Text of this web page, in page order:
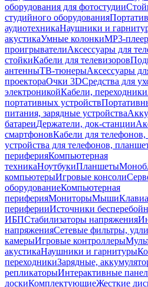
оборудования для фотостудии
студийного оборудования
аудиотехникаНаушники и
акустикаУмные колонкиMP3-
проигрывателиАксессуары для
стойкиКабели для телевизоров
антенныТВ-тюнерыАксессуары
проектораОчки 3DСредства для
электроникойКабели, переходники
портативных устройств
питания, зарядные устройства
батареиДержатели, док-станции
смартфоновКабели для
устройства для телефонов,
периферияКомпьютерная
техникаНоутбукиПланшеты
компьютерыИгровые консоли
оборудованиеКомпьютерная
периферияМониторыМыши
периферииИсточники
ИБПСтабилизаторы напряжения
напряженияСетевые фильтры,
камерыИгровые контроллеры
акустикаНаушники и гарнитуры
переходникиЗарядные,
репликаторыИнтерактивные
доскиКомплектующиеЖесткие